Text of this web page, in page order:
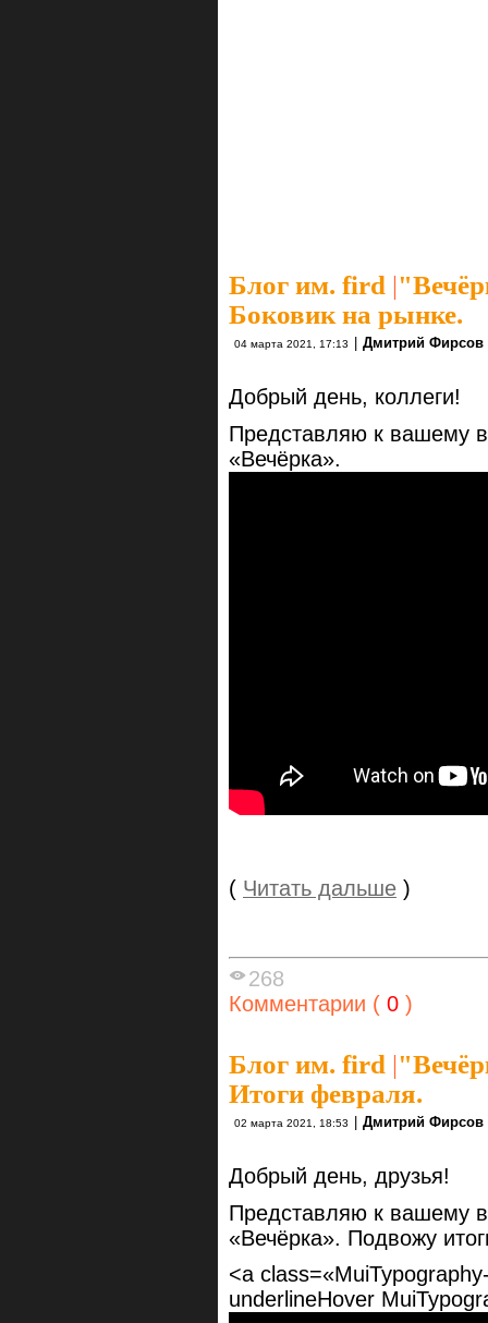
Блог им. fird |
Боковик на рынке.
04 марта 2021, 17:13 Дмитрий Фирсов
Добрый день, коллеги!
Представляю к вашему
«Вечёрка».
( Читать дальше )
268
Комментарии ( 0 )
Блог им. fird |
Итоги февраля.
02 марта 2021, 18:53 Дмитрий Фирсов
Добрый день, друзья!
Представляю к вашему
«Вечёрка». Подвожу
<a
underlineHover